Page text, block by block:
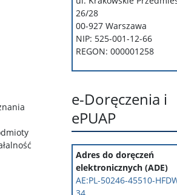
26/28
00-927 Warszawa
NIP: 525-001-12-66
REGON: 000001258
e-Doręczenia i
ePUAP
Adres do doręczeń
elektronicznych (ADE)
AE:PL-50246-45510-